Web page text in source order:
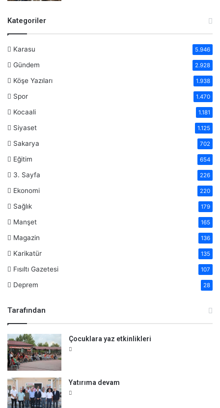
Kategoriler
Karasu 5.946
Gündem 2.928
Köşe Yazıları 1.938
Spor 1.470
Kocaali 1.181
Siyaset 1.125
Sakarya 702
Eğitim 654
3. Sayfa 226
Ekonomi 220
Sağlık 179
Manşet 165
Magazin 136
Karikatür 135
Fısıltı Gazetesi 107
Deprem 28
Tarafından
Çocuklara yaz etkinlikleri
Yatırıma devam